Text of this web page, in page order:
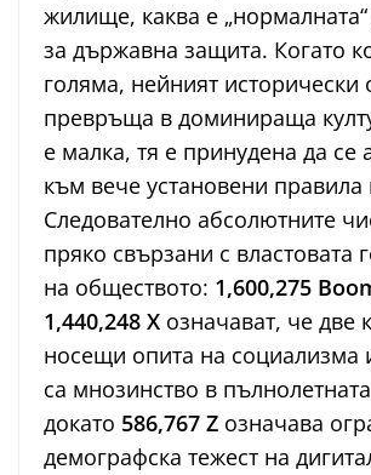
жилище, каква е „нормалната“
за държавна защита. Когато
голяма, нейният исторически
превръща в доминираща
е малка, тя е принудена да се
към вече установени правила
Следователно абсолютните
пряко свързани с властовата
на обществото: 1,600,275
1,440,248 X означават, че две
носещи опита на социализма
са мнозинство в
докато 586,767 Z означава
демографска тежест на